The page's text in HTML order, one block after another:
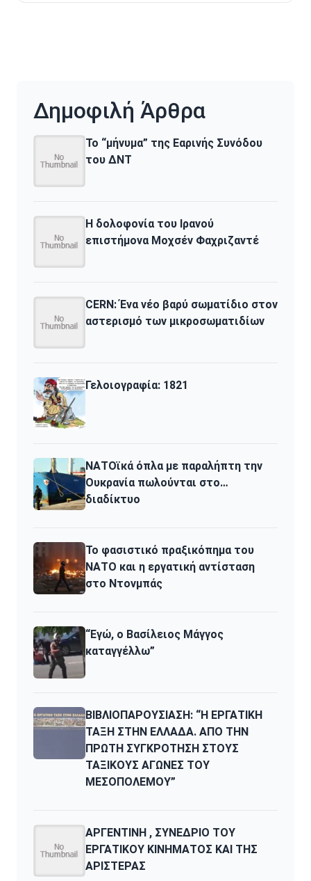
Δημοφιλή Άρθρα
Το “μήνυμα” της Εαρινής Συνόδου
του ΔΝΤ
H δολοφονία του Ιρανού
επιστήμονα Μοχσέν Φαχριζαντέ
CERN: Ένα νέο βαρύ σωματίδιο στον
αστερισμό των μικροσωματιδίων
Γελοιογραφία: 1821
ΝΑΤΟϊκά όπλα με παραλήπτη την
Ουκρανία πωλούνται στο…
διαδίκτυο
Το φασιστικό πραξικόπημα του
ΝΑΤΟ και η εργατική αντίσταση
στο Ντονμπάς
“Εγώ, ο Βασίλειος Μάγγος
καταγγέλλω”
ΒΙΒΛΙΟΠΑΡΟΥΣΙΑΣΗ: “Η ΕΡΓΑΤΙΚΗ
ΤΑΞΗ ΣΤΗΝ ΕΛΛΑΔΑ. ΑΠΟ ΤΗΝ
ΠΡΩΤΗ ΣΥΓΚΡΟΤΗΣΗ ΣΤΟΥΣ
ΤΑΞΙΚΟΥΣ ΑΓΩΝΕΣ ΤΟΥ
ΜΕΣΟΠΟΛΕΜΟΥ”
ΑΡΓΕΝΤΙΝΗ , ΣΥΝΕΔΡΙΟ ΤΟΥ
ΕΡΓΑΤΙΚΟΥ ΚΙΝΗΜΑΤΟΣ ΚΑΙ ΤΗΣ
ΑΡΙΣΤΕΡΑΣ